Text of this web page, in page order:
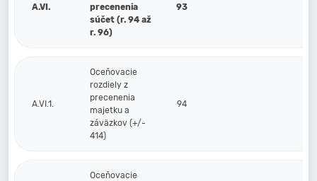
A.VI.
precenenia
súčet (r. 94 až
r. 96)
93
A.VI.1.
Oceňovacie
rozdiely z
precenenia
majetku a
záväzkov (+/-
414)
94
Oceňovacie